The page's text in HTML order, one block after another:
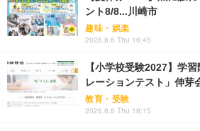
ント8/8...川崎市
趣味・娯楽
2026.8.6 Thu 16:45
【小学校受験2027】学
レーションテスト」伸芽
教育・受験
2026.8.6 Thu 18:15